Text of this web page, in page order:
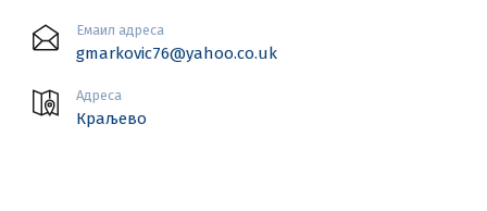
Емаил адреса
gmarkovic76@yahoo.co.uk
Адреса
Краљево